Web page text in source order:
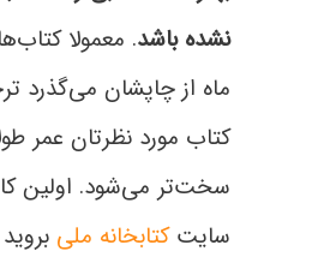
نشده باشد. معمولا
ماه از چاپشان می‌گذرد
کتاب مورد نظرتان عمر
سخت‌تر می‌شود. اولین
سایتکتابخانه ملی